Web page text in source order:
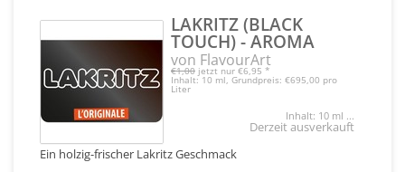
LAKRITZ (BLACK
TOUCH) - AROMA
von FlavourArt
€1,00 jetzt nur €6,95 *
Inhalt: 10 ml, Grundpreis: €695,00 pro
Liter
Inhalt: 10 ml ...
Derzeit ausverkauft
Ein holzig-frischer Lakritz Geschmack